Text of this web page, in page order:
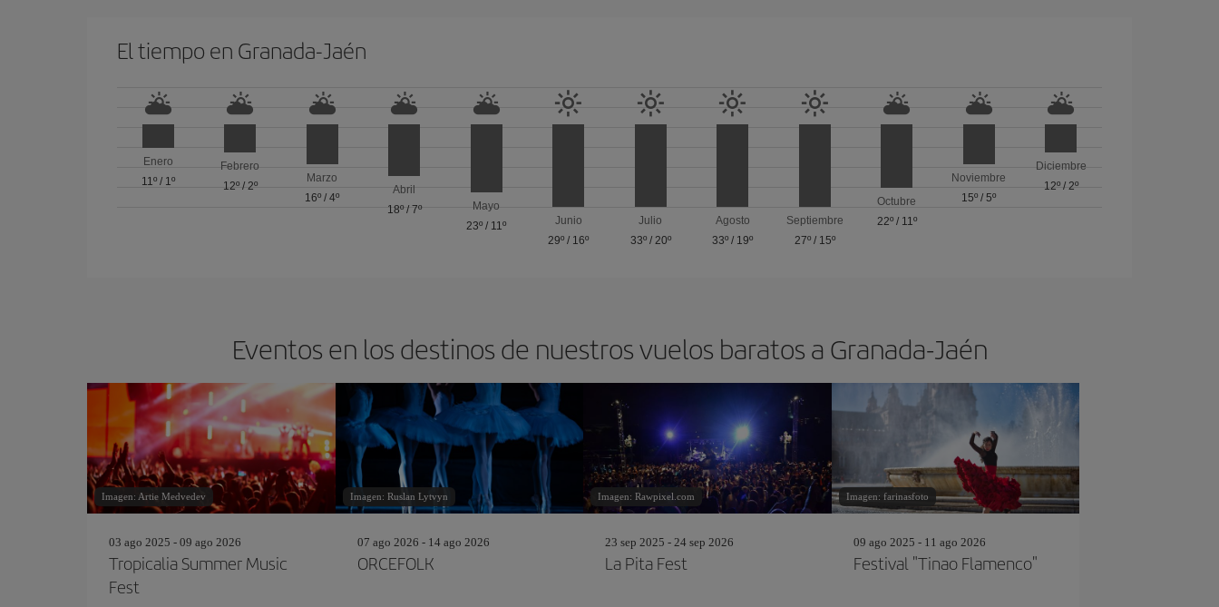
El tiempo en Granada-Jaén
Enero
11º/ 1º
Febrero
12º/ 2º
Marzo
16º /4º
Abril
18º/ 7º
Mayo
23º / 11º
Junio
29º / 16º
Julio
33º/ 20º
Agosto
33º / 19º
Septiembre
27º/ 15º
Octubre
22º/ 11º
Noviembre
15º /5º
Diciembre
12º/ 2º
Eventos en los destinos de nuestros vuelos baratos a Granada-Jaén
Imagen: Artie Medvedev
03 ago 2025 - 09 ago 2026
Tropicalia Summer Music
Fest
Imagen: Ruslan Lytvyn
07 ago 2026 - 14 ago 2026
ORCEFOLK
Imagen: Rawpixel.com
23 sep 2025 - 24 sep 2026
La Pita Fest
Imagen: farinasfoto
09 ago 2025 - 11 ago 2026
Festival "Tinao Flamenco"